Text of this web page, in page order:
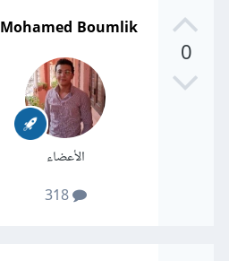
0
Mohamed Boumlik
الأعضاء
318